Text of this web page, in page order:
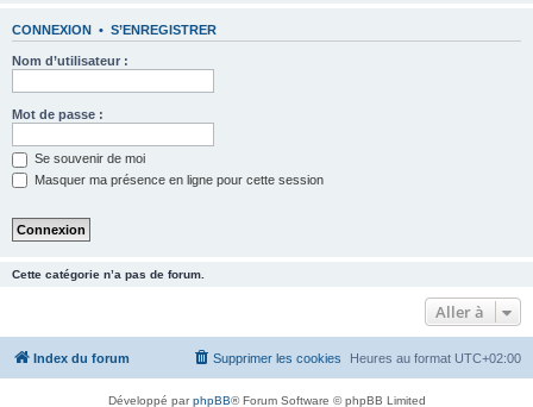
CONNEXION • S’ENREGISTRER
Nom d’utilisateur :
Mot de passe :
Se souvenir de moi
Masquer ma présence en ligne pour cette session
Cette catégorie n’a pas de forum.
Aller à
Index du forum Heures au format UTC+02:00
Supprimer les cookies
Développé parphpBB® Forum Software © phpBB Limited